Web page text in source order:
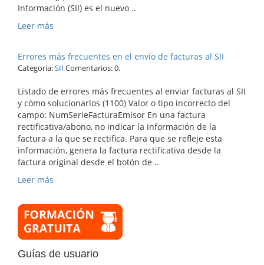
Información (SII) es el nuevo ..
Leer más
Errores más frecuentes en el envío de facturas al SII
Categoría:SII Comentarios: 0.
Listado de errores más frecuentes al enviar facturas al SII
y cómo solucionarlos (1100) Valor o tipo incorrecto del
campo: NumSerieFacturaEmisor En una factura
rectificativa/abono, no indicar la información de la
factura a la que se rectifica. Para que se refleje esta
información, genera la factura rectificativa desde la
factura original desde el botón de ..
Leer más
Guías de usuario